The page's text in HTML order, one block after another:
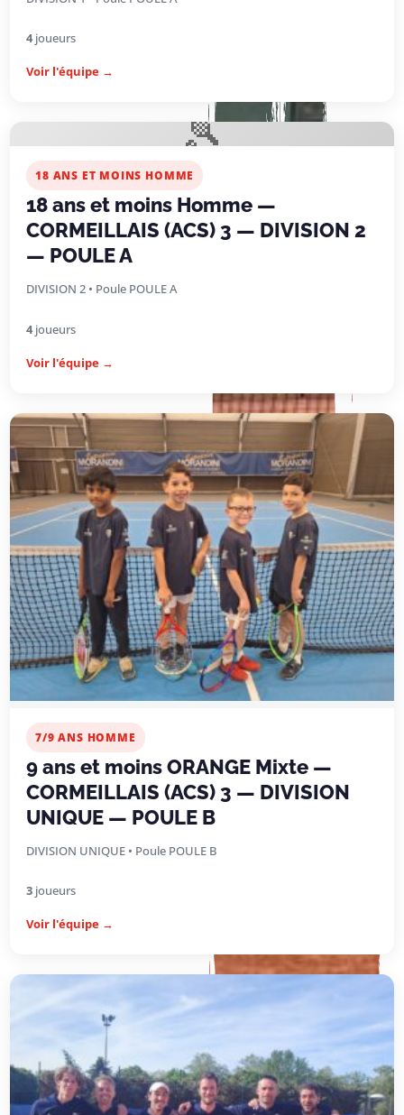
4joueurs
Voir l'équipe →
🎾
18 ANS ET MOINS HOMME
18 ans et moins Homme —
CORMEILLAIS (ACS) 3 — DIVISION 2
— POULE A
DIVISION 2 • Poule POULE A
4joueurs
Voir l'équipe →
7/9 ANS HOMME
9 ans et moins ORANGE Mixte —
CORMEILLAIS (ACS) 3 — DIVISION
UNIQUE — POULE B
DIVISION UNIQUE • Poule POULE B
3 joueurs
Voir l'équipe →